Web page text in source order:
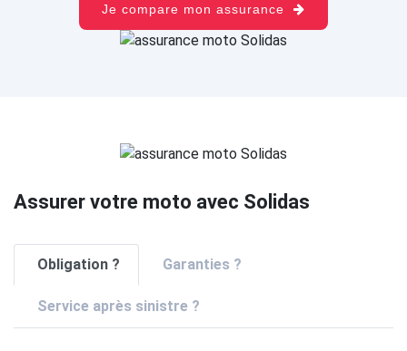
Je compare mon assurance
Assurer votre moto avec Solidas
Obligation ? Garanties ?
Service après sinistre ?